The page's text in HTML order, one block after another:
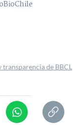
transparencia de BBCL